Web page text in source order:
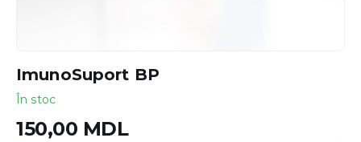
ImunoSuport BP
În stoc
150,00 MDL